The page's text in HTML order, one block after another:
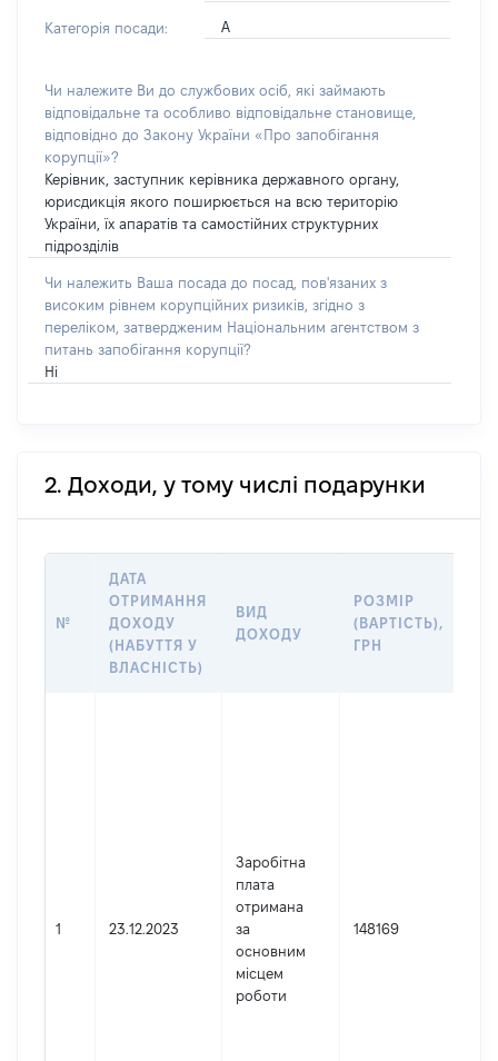
Категорія посади: А
Чи належите Ви до службових осіб, які займають
відповідальне та особливо відповідальне становище,
відповідно до Закону України «Про запобігання
корупції»?
Керівник, заступник керівника державного органу,
юрисдикція якого поширюється на всю територію
України, їх апаратів та самостійних структурних
підрозділів
Чи належить Ваша посада до посад, пов'язаних з
високим рівнем корупційних ризиків, згідно з
переліком, затвердженим Національним агентством з
питань запобігання корупції?
Ні
2. Доходи, у тому числі подарунки
№
ДАТА
ОТРИМАННЯ
ДОХОДУ
(НАБУТТЯ У
ВЛАСНІСТЬ)
ВИД
ДОХОДУ
РОЗМІР
(ВАРТІСТЬ),
ГРН
1 23.12.2023
Заробітна
плата
отримана
за
основним
місцем
роботи
148169